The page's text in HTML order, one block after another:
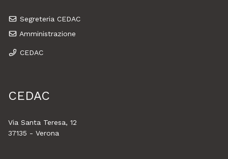
Segreteria CEDAC
Amministrazione
CEDAC
CEDAC
Via Santa Teresa, 12
37135 - Verona